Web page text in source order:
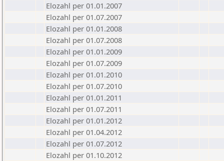
Elozahl per 01.01.2007
Elozahl per 01.07.2007
Elozahl per 01.01.2008
Elozahl per 01.07.2008
Elozahl per 01.01.2009
Elozahl per 01.07.2009
Elozahl per 01.01.2010
Elozahl per 01.07.2010
Elozahl per 01.01.2011
Elozahl per 01.07.2011
Elozahl per 01.01.2012
Elozahl per 01.04.2012
Elozahl per 01.07.2012
Elozahl per 01.10.2012